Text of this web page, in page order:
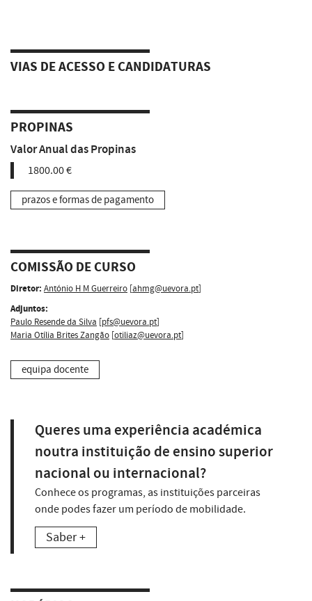
VIAS DE ACESSO E CANDIDATURAS
PROPINAS
Valor Anual das Propinas
1800.00 €
prazos e formas de pagamento
COMISSÃO DE CURSO
Diretor: António H M Guerreiro [ahmg@uevora.pt]
Adjuntos:
Paulo Resende da Silva [pfs@uevora.pt]
Maria Otília Brites Zangão [otiliaz@uevora.pt]
equipa docente
Queres uma experiência académica
noutra instituição de ensino superior
nacional ou internacional?
Conhece os programas, as instituições parceiras
onde podes fazer um período de mobilidade.
Saber +